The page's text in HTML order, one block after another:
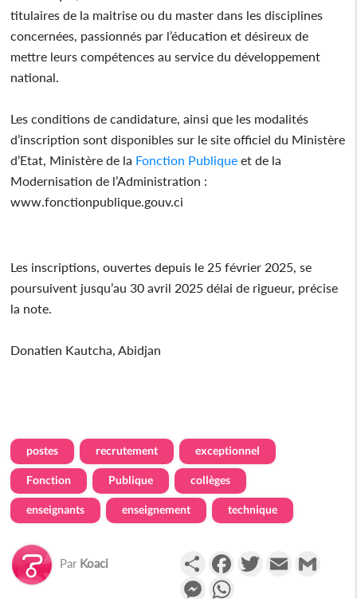
titulaires de la maitrise ou du master dans les disciplines
concernées, passionnés par l’éducation et désireux de
mettre leurs compétences au service du développement
national.
Les conditions de candidature, ainsi que les modalités
d’inscription sont disponibles sur le site officiel du Ministère
d’Etat, Ministère de la Fonction Publique et de la
Modernisation de l’Administration :
www.fonctionpublique.gouv.ci
Les inscriptions, ouvertes depuis le 25 février 2025, se
poursuivent jusqu’au 30 avril 2025 délai de rigueur, précise
la note.
Donatien Kautcha, Abidjan
postes recrutement exceptionnel
Fonction Publique collèges
enseignants enseignement technique
Par Koaci PartagerFacebookTwitterEmail
Messenger